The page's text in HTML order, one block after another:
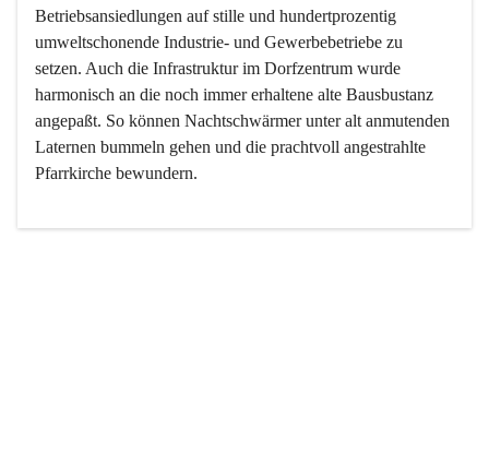
Betriebsansiedlungen auf stille und hundertprozentig
umweltschonende Industrie- und Gewerbebetriebe zu
setzen. Auch die Infrastruktur im Dorfzentrum wurde
harmonisch an die noch immer erhaltene alte Bausbustanz
angepaßt. So können Nachtschwärmer unter alt anmutenden
Laternen bummeln gehen und die prachtvoll angestrahlte
Pfarrkirche bewundern.
Der Weinbau dominert heute nicht mehr, ist aber integrativer